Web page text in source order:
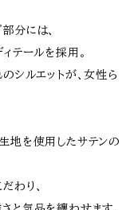
分には、
テールを採用。
シルエットが、女性ら
地を使用したサテンの
わり、